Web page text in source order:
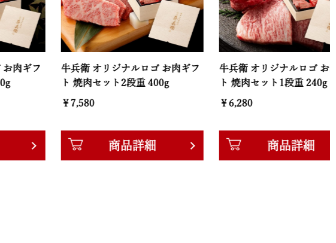
牛兵衛 オリジナルロゴ お肉ギフ
ト 焼肉セット2段重 400g
商品詳細
牛兵衛 オリジナルロゴ お肉ギフ
ト 焼肉セット1段重 240g
商品詳細